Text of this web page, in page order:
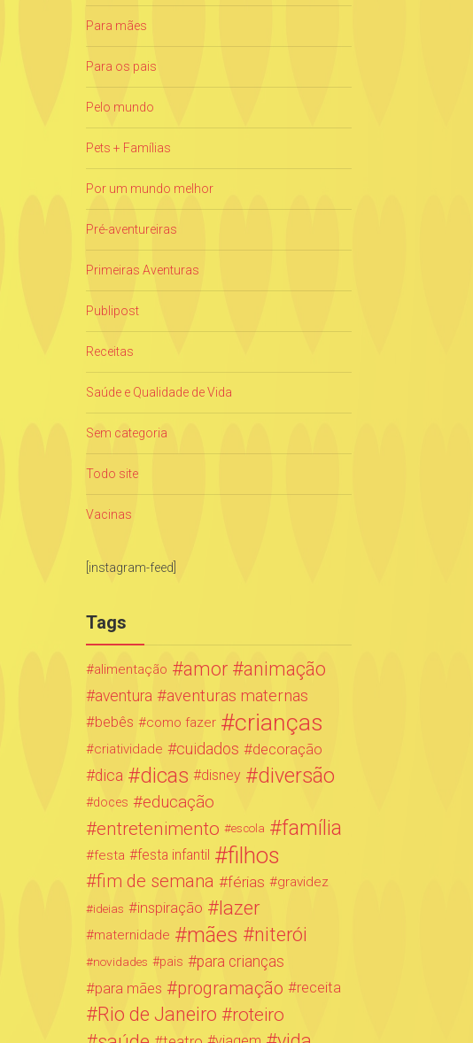
Para mães
Para os pais
Pelo mundo
Pets + Famílias
Por um mundo melhor
Pré-aventureiras
Primeiras Aventuras
Publipost
Receitas
Saúde e Qualidade de Vida
Sem categoria
Todo site
Vacinas
[instagram-feed]
Tags
alimentação amor animação
aventura aventuras maternas
bebês como fazer crianças
criatividade cuidados
decoração
dica
dicas disney diversão
doces educação
entretenimento escola família
festa festa infantil filhos
fim de semana férias gravidez
ideias inspiração lazer
maternidade mães niterói
novidades pais
para crianças
para mães
programação receita
Rio de Janeiro roteiro